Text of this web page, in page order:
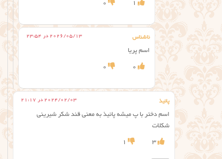
1
0
ناشناس 2026/05/13 در 23:54
اسم پریا
0
0
پانیذ 2024/02/03 در 21:17
اسم دختر با پ میشه پانیذ به معنی قند شکر شیرینی
شکلات
3
1